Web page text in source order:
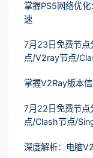
掌握PS5网络优
速
7月23日免费节
点/V2ray节点/
掌握V2Ray版本
7月22日免费节
点/Clash节点/
深度解析：电脑